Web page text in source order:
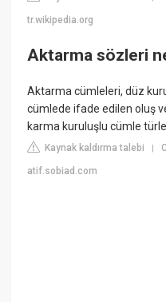
tr.wikipedia.org
Aktarma sözleri
Aktarma cümleleri, düz
cümlede ifade edilen oluş ve
karma kuruluşlu cümle
Kaynak kaldırma talebi |
atif.sobiad.com